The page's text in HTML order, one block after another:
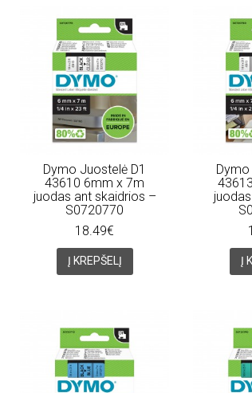
Dymo Juostelė D1
43610 6mm x 7m
juodas ant skaidrios –
S0720770
18.49€
Į KREPŠELĮ Į